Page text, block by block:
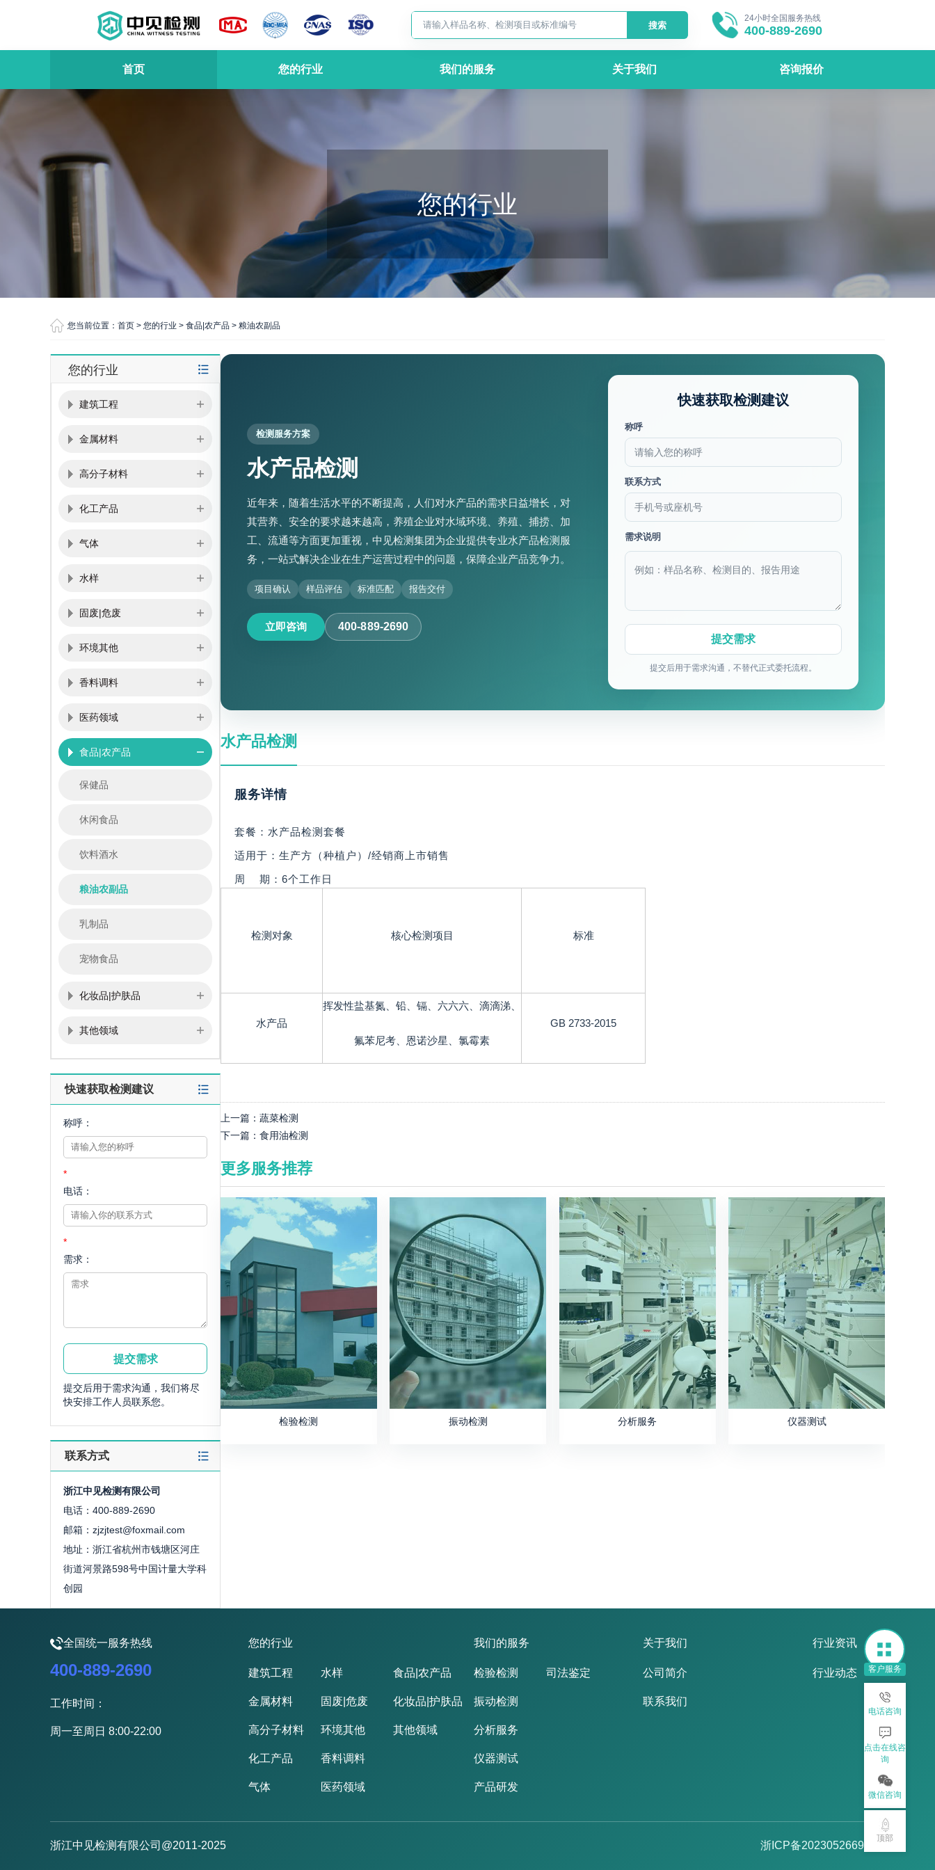
搜索
24小时全国服务热线
400-889-2690
首页 您的行业 我们的服务 关于我们 咨询报价
您的行业
您当前位置： 首页 > 您的行业 > 食品|农产品 > 粮油农副品
您的行业
建筑工程
金属材料
高分子材料
化工产品
气体
水样
固废|危废
环境其他
香料调料
医药领域
食品|农产品
保健品
休闲食品
饮料酒水
粮油农副品
乳制品
宠物食品
化妆品|护肤品
其他领域
快速获取检测建议
称呼：
*
电话：
*
需求：
提交后用于需求沟通，我们将尽
快安排工作人员联系您。
联系方式
浙江中见检测有限公司
电话：400-889-2690
邮箱：zjzjtest@foxmail.com
地址：浙江省杭州市钱塘区河庄
街道河景路598号中国计量大学科
创园
检测服务方案
水产品检测
近年来，随着生活水平的不断提高，人们对水产品的需求日益增长，对
其营养、安全的要求越来越高，养殖企业对水域环境、养殖、捕捞、加
工、流通等方面更加重视，中见检测集团为企业提供专业水产品检测服
务，一站式解决企业在生产运营过程中的问题，保障企业产品竞争力。
项目确认 样品评估 标准匹配 报告交付
立即咨询 400-889-2690
快速获取检测建议
称呼
联系方式
需求说明
提交后用于需求沟通，不替代正式委托流程。
水产品检测
服务详情
套餐：水产品检测套餐
适用于：生产方（种植户）/经销商上市销售
周 期：6个工作日
检测对象 核心检测项目 标准
水产品
挥发性盐基氮、铅、镉、六六六、滴滴涕、
氟苯尼考、恩诺沙星、氯霉素
GB 2733-2015
上一篇： 蔬菜检测
下一篇： 食用油检测
更多服务推荐
检验检测 振动检测 分析服务 仪器测试
全国统一服务热线
400-889-2690
工作时间：
周一至周日 8:00-22:00
您的行业
建筑工程
金属材料
高分子材料
化工产品
气体
水样
固废|危废
环境其他
香料调料
医药领域
食品|农产品
化妆品|护肤品
其他领域
我们的服务
检验检测
振动检测
分析服务
仪器测试
产品研发
司法鉴定
关于我们
公司简介
联系我们
行业资讯
行业动态
浙江中见检测有限公司@2011-2025 浙ICP备2023052669号-2
客户服务
电话咨询
点击在线咨
询
微信咨询
顶部